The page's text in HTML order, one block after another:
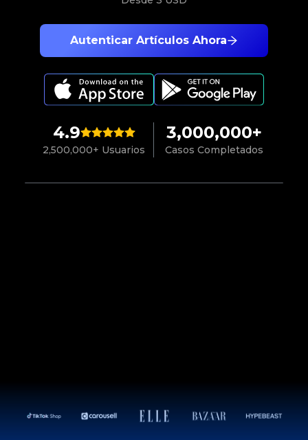
4.9
2,500,000+ Usuarios
3,000,000+
Casos Completados
Autenticar Artículos Ahora